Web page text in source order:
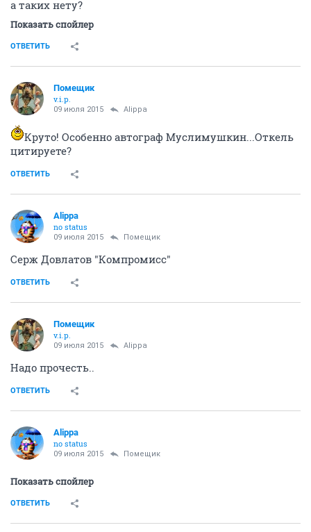
а таких нету?
Показать спойлер
ОТВЕТИТЬ
Помещик
v.i.p.
09 июля 2015 Alippa
Круто! Особенно автограф Муслимушкин...Откель
цитируете?
ОТВЕТИТЬ
Alippa
no status
09 июля 2015 Помещик
Серж Довлатов "Компромисс"
ОТВЕТИТЬ
Помещик
v.i.p.
09 июля 2015 Alippa
Надо прочесть..
ОТВЕТИТЬ
Alippa
no status
09 июля 2015 Помещик
Показать спойлер
ОТВЕТИТЬ